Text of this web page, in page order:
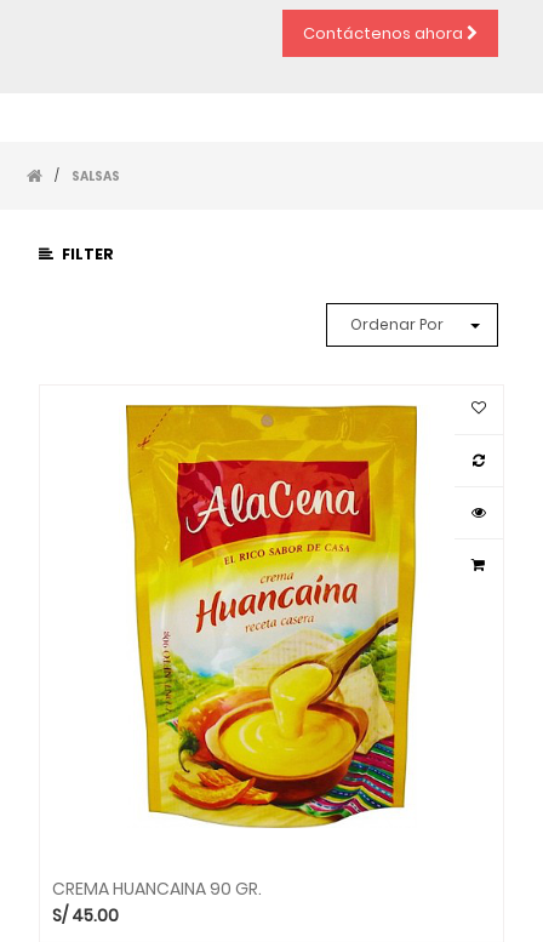
Contáctenos ahora
/ SALSAS
FILTER
Ordenar Por
CREMA HUANCAINA 90 GR.
S/ 45.00